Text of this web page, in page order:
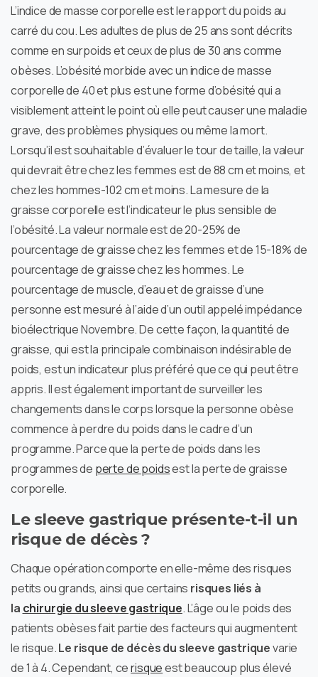
L’indice de masse corporelle est le rapport du poids au
carré du cou. Les adultes de plus de 25 ans sont décrits
comme en surpoids et ceux de plus de 30 ans comme
obèses. L’obésité morbide avec un indice de masse
corporelle de 40 et plus est une forme d’obésité qui a
visiblement atteint le point où elle peut causer une maladie
grave, des problèmes physiques ou même la mort.
Lorsqu’il est souhaitable d’évaluer le tour de taille, la valeur
qui devrait être chez les femmes est de 88 cm et moins, et
chez les hommes-102 cm et moins. La mesure de la
graisse corporelle est l’indicateur le plus sensible de
l’obésité. La valeur normale est de 20-25% de
pourcentage de graisse chez les femmes et de 15-18% de
pourcentage de graisse chez les hommes. Le
pourcentage de muscle, d’eau et de graisse d’une
personne est mesuré à l’aide d’un outil appelé impédance
bioélectrique Novembre. De cette façon, la quantité de
graisse, qui est la principale combinaison indésirable de
poids, est un indicateur plus préféré que ce qui peut être
appris. Il est également important de surveiller les
changements dans le corps lorsque la personne obèse
commence à perdre du poids dans le cadre d’un
programme. Parce que la perte de poids dans les
programmes de perte de poidsest la perte de graisse
corporelle.
Le sleeve gastrique présente-t-il un
risque de décès ?
Chaque opération comporte en elle-même des risques
petits ou grands, ainsi que certains risques liés à
la chirurgie du sleeve gastrique. L’âge ou le poids des
patients obèses fait partie des facteurs qui augmentent
le risque.Le risque de décès du sleeve gastriquevarie
de 1 à 4. Cependant, cerisqueest beaucoup plus élevé